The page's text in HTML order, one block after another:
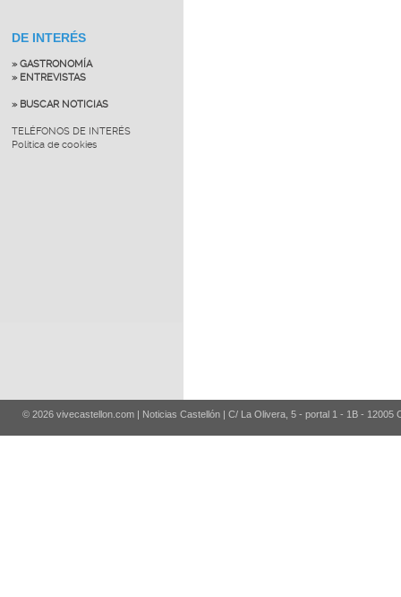
DE INTERÉS
» GASTRONOMÍA
» ENTREVISTAS
» BUSCAR NOTICIAS
TELÉFONOS DE INTERÉS
Política de cookies
© 2026 vivecastellon.com | Noticias Castellón | C/ La Olivera, 5 - portal 1 - 1B - 12005